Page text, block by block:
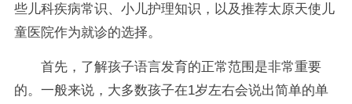
些儿科疾病常识、小儿护理知识，以及推荐太原天使儿
童医院作为就诊的选择。
首先，了解孩子语言发育的正常范围是非常重要
的。一般来说，大多数孩子在1岁左右会说出简单的单